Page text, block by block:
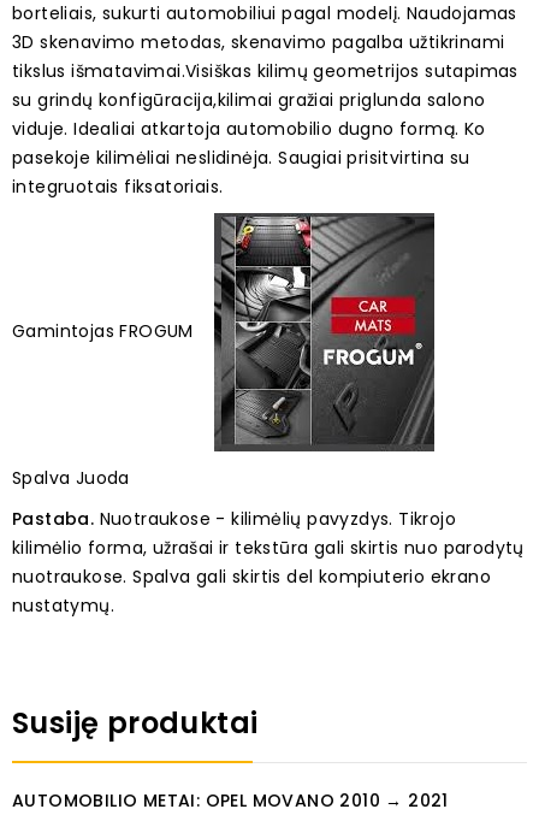
borteliais, sukurti automobiliui pagal modelį. Naudojamas
3D skenavimo metodas, skenavimo pagalba užtikrinami
tikslus išmatavimai.Visiškas kilimų geometrijos sutapimas
su grindų konfigūracija,kilimai gražiai priglunda salono
viduje.Idealiai atkartoja automobilio dugno formą. Ko
pasekoje kilimėliai neslidinėja. Saugiai prisitvirtina su
integruotais fiksatoriais.
Gamintojas FROGUM
Spalva Juoda
Pastaba. Nuotraukose - kilimėlių pavyzdys. Tikrojo
kilimėlio forma, užrašai ir tekstūra gali skirtis nuo parodytų
nuotraukose. Spalva gali skirtis del kompiuterio ekrano
nustatymų.
Susiję produktai
AUTOMOBILIO METAI: OPEL MOVANO 2010 → 2021